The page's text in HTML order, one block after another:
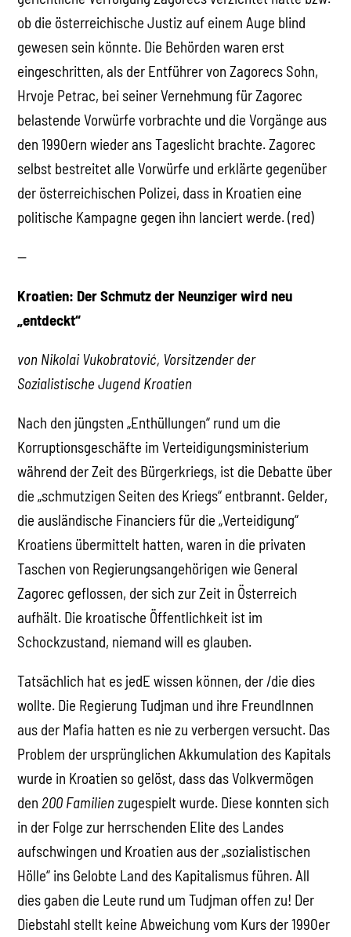
ob die österreichische Justiz auf einem Auge blind
gewesen sein könnte. Die Behörden waren erst
eingeschritten, als der Entführer von Zagorecs Sohn,
Hrvoje Petrac, bei seiner Vernehmung für Zagorec
belastende Vorwürfe vorbrachte und die Vorgänge aus
den 1990ern wieder ans Tageslicht brachte. Zagorec
selbst bestreitet alle Vorwürfe und erklärte gegenüber
der österreichischen Polizei, dass in Kroatien eine
politische Kampagne gegen ihn lanciert werde. (red)
—
Kroatien: Der Schmutz der Neunziger wird neu
„entdeckt“
von Nikolai Vukobratović, Vorsitzender der
Sozialistische Jugend Kroatien
Nach den jüngsten „Enthüllungen“ rund um die
Korruptionsgeschäfte im Verteidigungsministerium
während der Zeit des Bürgerkriegs, ist die Debatte über
die „schmutzigen Seiten des Kriegs“ entbrannt. Gelder,
die ausländische Financiers für die „Verteidigung“
Kroatiens übermittelt hatten, waren in die privaten
Taschen von Regierungsangehörigen wie General
Zagorec geflossen, der sich zur Zeit in Österreich
aufhält. Die kroatische Öffentlichkeit ist im
Schockzustand, niemand will es glauben.
Tatsächlich hat es jedE wissen können, der /die dies
wollte. Die Regierung Tudjman und ihre FreundInnen
aus der Mafia hatten es nie zu verbergen versucht. Das
Problem der ursprünglichen Akkumulation des Kapitals
wurde in Kroatien so gelöst, dass das Volkvermögen
den200 Familienzugespielt wurde. Diese konnten sich
in der Folge zur herrschenden Elite des Landes
aufschwingen und Kroatien aus der „sozialistischen
Hölle“ ins Gelobte Land des Kapitalismus führen. All
dies gaben die Leute rund um Tudjman offen zu! Der
Diebstahl stellt keine Abweichung vom Kurs der 1990er